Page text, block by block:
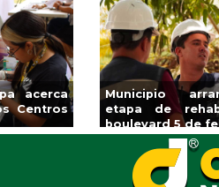
Impulsa Gobierno Municipal
Venta Regreso a Clases